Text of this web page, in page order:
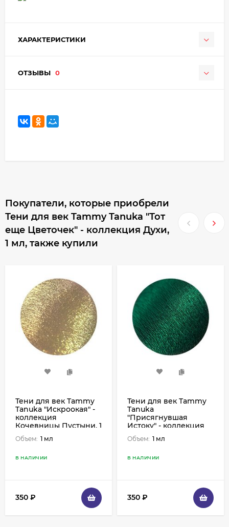
ХАРАКТЕРИСТИКИ
ОТЗЫВЫ 0
Покупатели, которые приобрели
Тени для век Tammy Tanuka "Тот
еще Цветочек" - коллекция Духи,
1 мл, также купили
Тени для век Tammy
Tanuka "Искроокая" -
коллекция
Кочевницы Пустыни, 1
мл
Объем: 1 мл
В НАЛИЧИИ
350 ₽
Тени для век Tammy
Tanuka
"Присягнувшая
Истоку" - коллекция
Приветливый берег, 1
мл
Объем: 1 мл
В НАЛИЧИИ
350 ₽